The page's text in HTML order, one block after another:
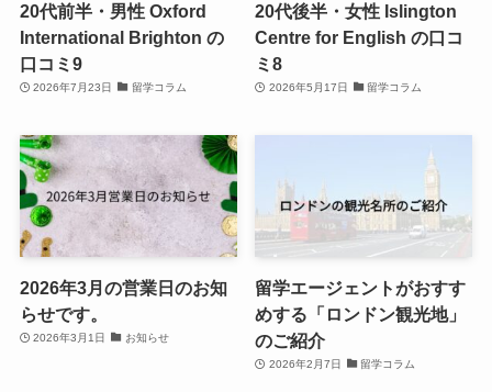
20代前半・男性 Oxford
International Brighton の
口コミ9
2026年7月23日 留学コラム
20代後半・女性 Islington
Centre for English の口コ
ミ8
2026年5月17日 留学コラム
2026年3月の営業日のお知
らせです。
2026年3月1日 お知らせ
留学エージェントがおすす
めする「ロンドン観光地」
のご紹介
2026年2月7日 留学コラム